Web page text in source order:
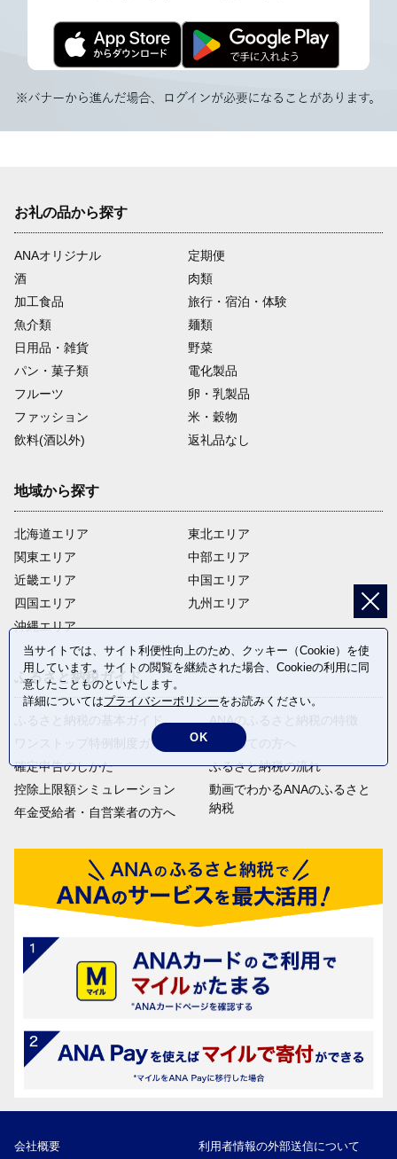
お礼の品から探す
ANAオリジナル
定期便
酒
肉類
加工食品
旅行・宿泊・体験
魚介類
麺類
日用品・雑貨
野菜
パン・菓子類
電化製品
フルーツ
卵・乳製品
ファッション
米・穀物
飲料(酒以外)
返礼品なし
地域から探す
北海道エリア
関東エリア
近畿エリア
四国エリア
沖縄エリア
東北エリア
中部エリア
中国エリア
九州エリア
ふるさと納税ガイド
ふるさと納税の基本ガイド
ワンストップ特例制度ガイド
確定申告のしかた
控除上限額シミュレーション
年金受給者・自営業者の方へ
ANAのふるさと納税の特徴
はじめての方へ
ふるさと納税の流れ
動画でわかるANAのふるさと
納税
会社概要 利用者情報の外部送信について
当サイトでは、サイト利便性向上のため、クッキー（Cookie）を使
用しています。サイトの閲覧を継続された場合、Cookieの利用に同
意したことものといたします。
詳細についてはプライバシーポリシーをお読みください。
OK